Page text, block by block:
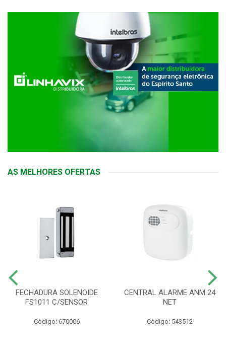
AS MELHORES OFERTAS
FECHADURA SOLENOIDE
FS1011 C/SENSOR
Código: 670006
CENTRAL ALARME ANM 24
NET
Código: 543512